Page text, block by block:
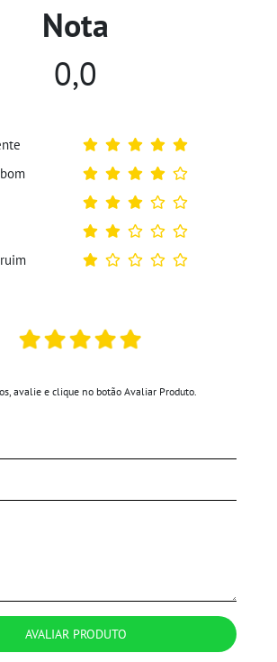
avalie e clique no botão Avaliar Produto.
AVALIAR PRODUTO
Nota
0,0